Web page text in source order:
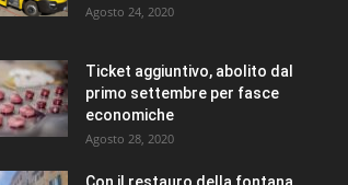
Agosto 24, 2020
Ticket aggiuntivo, abolito dal
primo settembre per fasce
economiche
Agosto 28, 2020